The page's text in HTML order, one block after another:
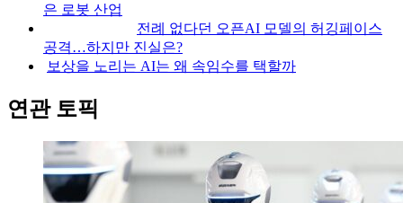
은 로봇 산업
전례 없다던 오픈AI 모델의 허깅페이스
공격…하지만 진실은?
보상을 노리는 AI는 왜 속임수를 택할까
연관 토픽